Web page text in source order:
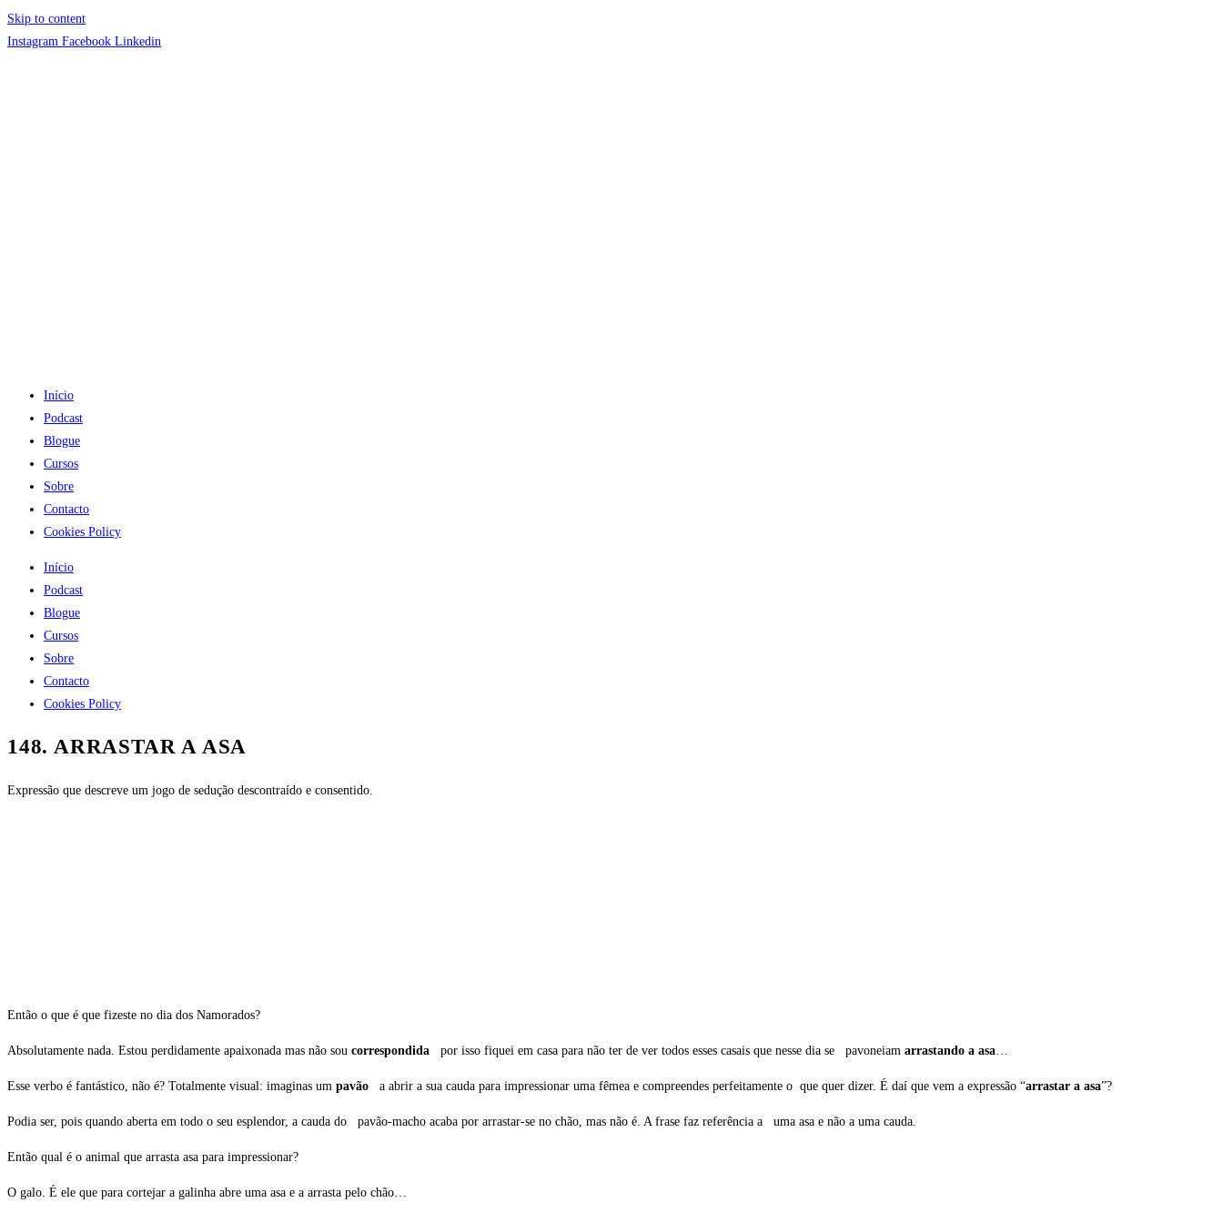
Skip to content
Instagram Facebook Linkedin
Início
Podcast
Blogue
Cursos
Sobre
Contacto
Cookies Policy
Início
Podcast
Blogue
Cursos
Sobre
Contacto
Cookies Policy
148. ARRASTAR A ASA
Expressão que descreve um jogo de sedução descontraído e consentido.
Então o que é que fizeste no dia dos Namorados?
Absolutamente nada. Estou perdidamente apaixonada mas não sou correspondida por isso fiquei em casa para não ter de ver todos esses casais que nesse dia se pavoneiam arrastando a asa…
Esse verbo é fantástico, não é? Totalmente visual: imaginas um pavão a abrir a sua cauda para impressionar uma fêmea e compreendes perfeitamente o que quer dizer. É daí que vem a expressão “arrastar a asa”?
Podia ser, pois quando aberta em todo o seu esplendor, a cauda do pavão-macho acaba por arrastar-se no chão, mas não é. A frase faz referência a uma asa e não a uma cauda.
Então qual é o animal que arrasta asa para impressionar?
O galo. É ele que para cortejar a galinha abre uma asa e a arrasta pelo chão…